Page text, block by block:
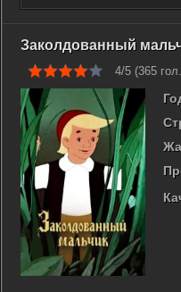
Заколдованный
4/5 (365